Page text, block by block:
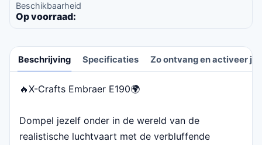
Beschikbaarheid
Op voorraad:
Beschrijving Specificaties Zo ontvang en activeer je
Beschrijving
🔥X-Crafts Embraer E190🌍
Dompel jezelf onder in de wereld van de
realistische luchtvaart met de verbluffende